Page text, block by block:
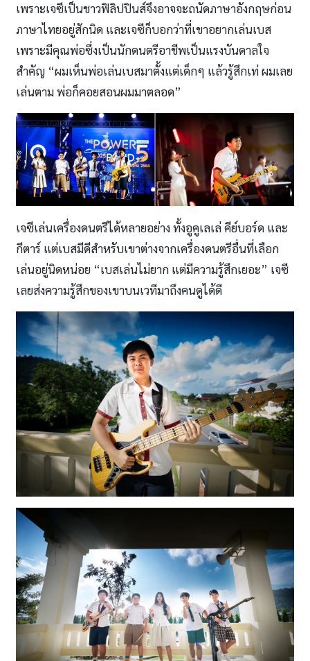
เพราะเจซีเป็นชาวฟิลิปปินส์จึงอาจจะถนัดภาษาอังกฤษก่อน
ภาษาไทยอยู่สักนิด และเจซีก็บอกว่าที่เขาอยากเล่นเบส
เพราะมีคุณพ่อซึ่งเป็นนักดนตรีอาชีพเป็นแรงบันดาลใจ
สำคัญ “ผมเห็นพ่อเล่นเบสมาตั้งแต่เด็กๆ แล้วรู้สึกเท่ ผมเลย
เล่นตาม พ่อก็คอยสอนผมมาตลอด”
เจซีเล่นเครื่องดนตรีได้หลายอย่าง ทั้งอูคูเลเล่ คีย์บอร์ด และ
กีตาร์ แต่เบสมีดีสำหรับเขาต่างจากเครื่องดนตรีอื่นที่เลือก
เล่นอยู่นิดหน่อย “เบสเล่นไม่ยาก แต่มีความรู้สึกเยอะ” เจซี
เลยส่งความรู้สึกของเขาบนเวทีมาถึงคนดูได้ดี